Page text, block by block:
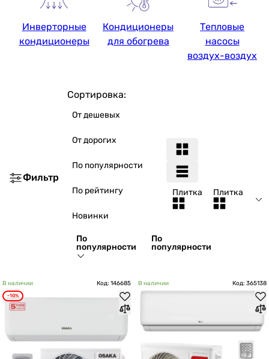
Инверторные
кондиционеры
Кондиционеры
для обогрева
Тепловые
насосы
воздух-воздух
Фильтр
Сортировка:
От дешевых
От дорогих
По популярности
По рейтингу
Новинки
По
популярности
По
популярности
Плитка Плитка
В наличии Код: 146685
-10%
В наличии Код: 365138